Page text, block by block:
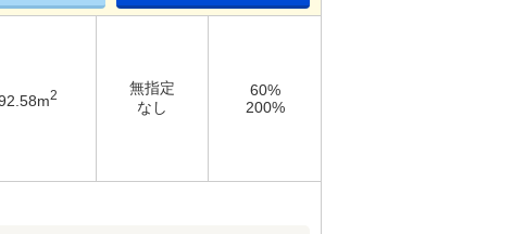
2
無指定
なし
60%
200%